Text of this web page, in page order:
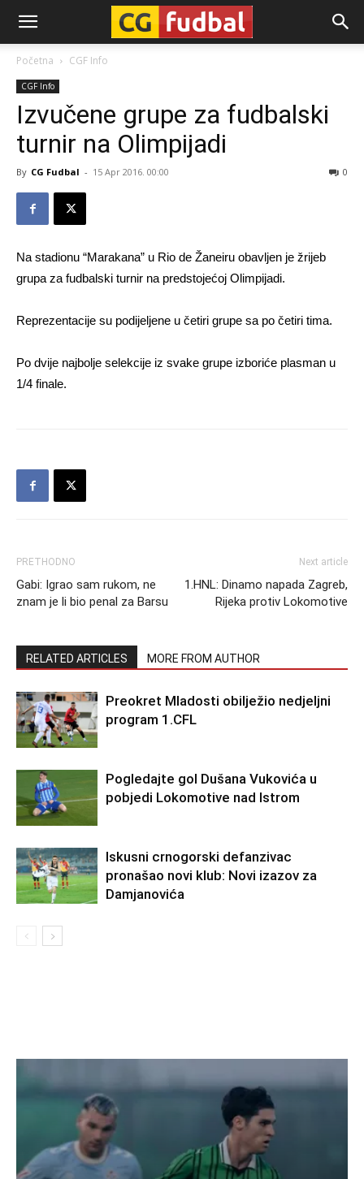
CG-
Fudbal
Početna CGF Info
CGF Info
Izvučene grupe za fudbalski
turnir na Olimpijadi
By CG Fudbal - 15 Apr 2016. 00:00 0
Na stadionu “Marakana” u Rio de Žaneiru obavljen je žrijeb
grupa za fudbalski turnir na predstojećoj Olimpijadi.
Reprezentacije su podijeljene u četiri grupe sa po četiri tima.
Po dvije najbolje selekcije iz svake grupe izboriće plasman u
1/4 finale.
PRETHODNO
Gabi: Igrao sam rukom, ne
znam je li bio penal za Barsu
Next article
1.HNL: Dinamo napada Zagreb,
Rijeka protiv Lokomotive
RELATED ARTICLES MORE FROM AUTHOR
Preokret Mladosti obilježio nedjeljni
program 1.CFL
Pogledajte gol Dušana Vukovića u
pobjedi Lokomotive nad Istrom
Iskusni crnogorski defanzivac
pronašao novi klub: Novi izazov za
Damjanovića